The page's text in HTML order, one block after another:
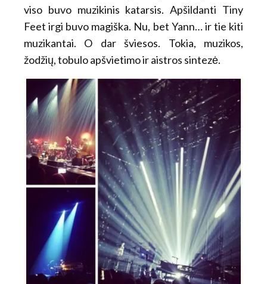
viso buvo muzikinis katarsis. Apšildanti Tiny
Feet irgi buvo magiška. Nu, bet Yann… ir tie kiti
muzikantai. O dar šviesos. Tokia, muzikos,
žodžių, tobulo apšvietimo ir aistros sintezė.